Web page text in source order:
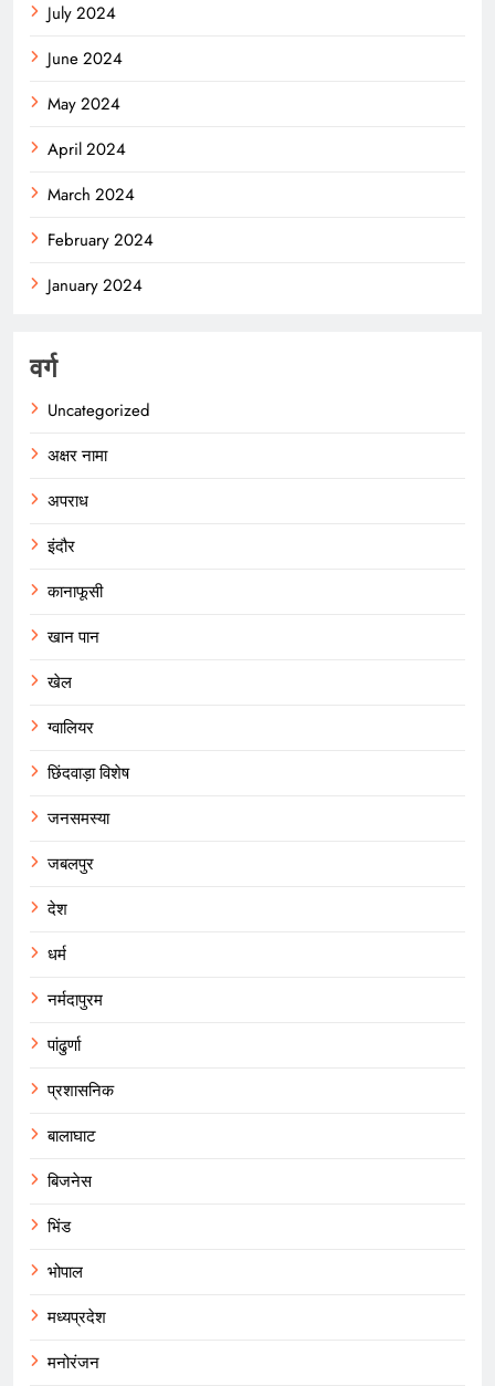
July 2024
June 2024
May 2024
April 2024
March 2024
February 2024
January 2024
वर्ग
Uncategorized
अक्षर नामा
अपराध
इंदौर
कानाफूसी
खान पान
खेल
ग्वालियर
छिंदवाड़ा विशेष
जनसमस्या
जबलपुर
देश
धर्म
नर्मदापुरम
पांढुर्णा
प्रशासनिक
बालाघाट
बिजनेस
भिंड
भोपाल
मध्यप्रदेश
मनोरंजन